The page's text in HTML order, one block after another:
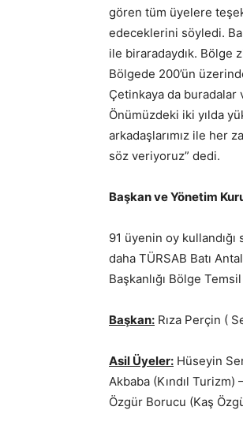
gören tüm üyelere
edeceklerini söyledi.
ile biraradaydık. Bölge
Bölgede 200’ün
Çetinkaya da
Önümüzdeki iki yılda
arkadaşlarımız ile her
söz veriyoruz” dedi.
Başkan ve Yönetim
91 üyenin oy
daha TÜRSAB Batı
Başkanlığı Bölge
Başkan: Rıza Perçin (
Asil Üyeler: Hüseyin
Akbaba (Kındıl
Özgür Borucu (Kaş